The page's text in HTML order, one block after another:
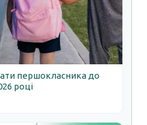
першокласника до
році